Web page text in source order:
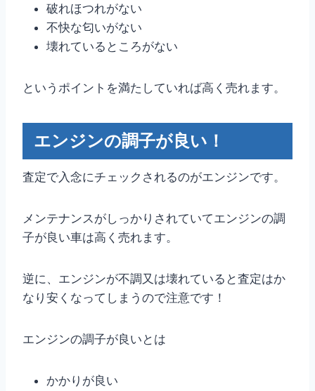
破れほつれがない
不快な匂いがない
壊れているところがない
というポイントを満たしていれば高く売れます。
エンジンの調子が良い！
査定で入念にチェックされるのがエンジンです。
メンテナンスがしっかりされていてエンジンの調
子が良い車は高く売れます。
逆に、エンジンが不調又は壊れていると査定はか
なり安くなってしまうので注意です！
エンジンの調子が良いとは
かかりが良い